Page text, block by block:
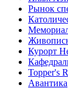
Рынок
Курорт
Topper's
Авантика